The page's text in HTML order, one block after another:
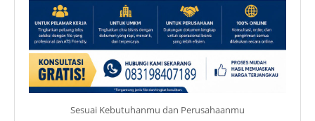
Sesuai Kebutuhanmu dan Perusahaanmu